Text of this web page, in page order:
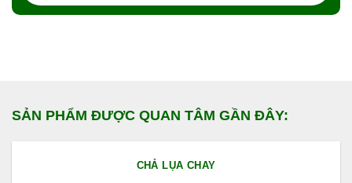
phẩm
SẢN PHẨM ĐƯỢC QUAN TÂM GẦN ĐÂY:
CHẢ LỤA CHAY